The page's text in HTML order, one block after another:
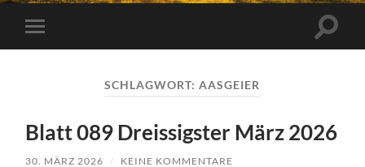
Mobile-
Menü
SCHLAGWORT:AASGEIER
Blatt 089 Dreissigster März 2026
30. MÄRZ 2026 / KEINE KOMMENTARE